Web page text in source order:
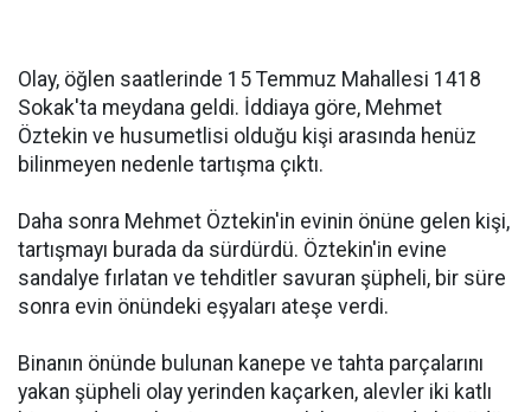
Olay, öğlen saatlerinde 15 Temmuz Mahallesi 1418
Sokak'ta meydana geldi. İddiaya göre, Mehmet
Öztekin ve husumetlisi olduğu kişi arasında henüz
bilinmeyen nedenle tartışma çıktı.
Daha sonra Mehmet Öztekin'in evinin önüne gelen kişi,
tartışmayı burada da sürdürdü. Öztekin'in evine
sandalye fırlatan ve tehditler savuran şüpheli, bir süre
sonra evin önündeki eşyaları ateşe verdi.
Binanın önünde bulunan kanepe ve tahta parçalarını
yakan şüpheli olay yerinden kaçarken, alevler iki katlı